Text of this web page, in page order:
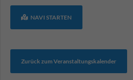
NAVI STARTEN
Zurück zum Veranstaltungskalender